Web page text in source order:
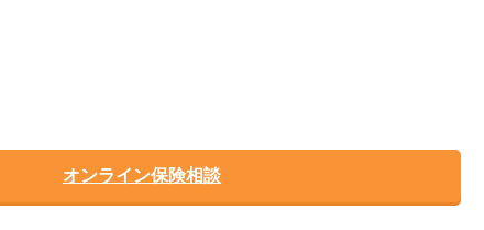
オンライン保険相談